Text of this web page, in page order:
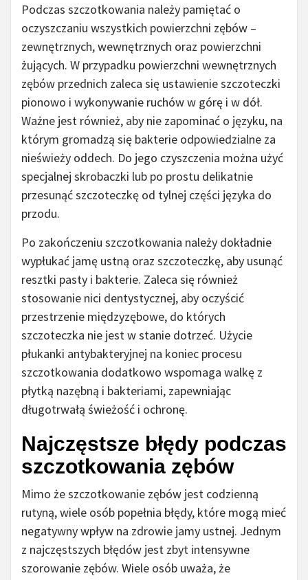
Podczas szczotkowania należy pamiętać o
oczyszczaniu wszystkich powierzchni zębów –
zewnętrznych, wewnętrznych oraz powierzchni
żujących. W przypadku powierzchni wewnętrznych
zębów przednich zaleca się ustawienie szczoteczki
pionowo i wykonywanie ruchów w górę i w dół.
Ważne jest również, aby nie zapominać o języku, na
którym gromadzą się bakterie odpowiedzialne za
nieświeży oddech. Do jego czyszczenia można użyć
specjalnej skrobaczki lub po prostu delikatnie
przesunąć szczoteczkę od tylnej części języka do
przodu.
Po zakończeniu szczotkowania należy dokładnie
wypłukać jamę ustną oraz szczoteczkę, aby usunąć
resztki pasty i bakterie. Zaleca się również
stosowanie nici dentystycznej, aby oczyścić
przestrzenie międzyzębowe, do których
szczoteczka nie jest w stanie dotrzeć. Użycie
płukanki antybakteryjnej na koniec procesu
szczotkowania dodatkowo wspomaga walkę z
płytką nazębną i bakteriami, zapewniając
długotrwałą świeżość i ochronę.
Najczęstsze błędy podczas
szczotkowania zębów
Mimo że szczotkowanie zębów jest codzienną
rutyną, wiele osób popełnia błędy, które mogą mieć
negatywny wpływ na zdrowie jamy ustnej. Jednym
z najczęstszych błędów jest zbyt intensywne
szorowanie zębów. Wiele osób uważa, że